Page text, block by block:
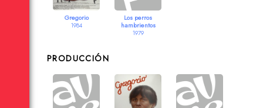
Gregorio
1984
Los perros
hambrientos
1979
PRODUCCIÓN